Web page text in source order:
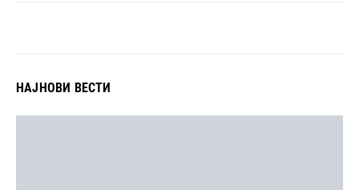
НАЈНОВИ ВЕСТИ